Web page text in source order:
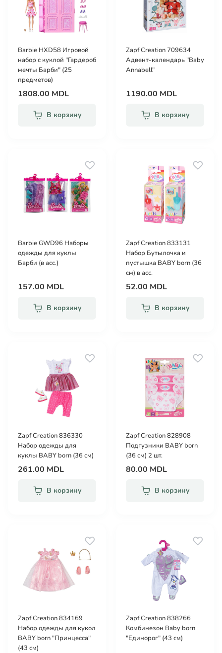
Barbie HXD58 Игровой
набор с куклой "Гардероб
мечты Барби" (25
предметов)
1808.00 MDL
В корзину
Zapf Creation 709634
Адвент-календарь "Baby
Annabell"
1190.00 MDL
В корзину
Barbie GWD96 Наборы
одежды для куклы
Барби (в асс.)
157.00 MDL
В корзину
Zapf Creation 833131
Набор Бутылочка и
пустышка BABY born (36
см) в асс.
52.00 MDL
В корзину
Zapf Creation 836330
Набор одежды для
куклы BABY born (36 см)
261.00 MDL
В корзину
Zapf Creation 828908
Подгузники BABY born
(36 см) 2 шт.
80.00 MDL
В корзину
Zapf Creation 834169
Набор одежды для кукол
BABY born "Принцесса"
(43 см)
Zapf Creation 838266
Комбинезон Baby born
"Единорог" (43 см)